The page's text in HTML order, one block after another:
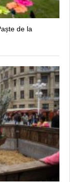
de la